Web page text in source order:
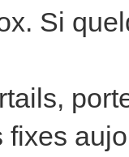
Si
fixes